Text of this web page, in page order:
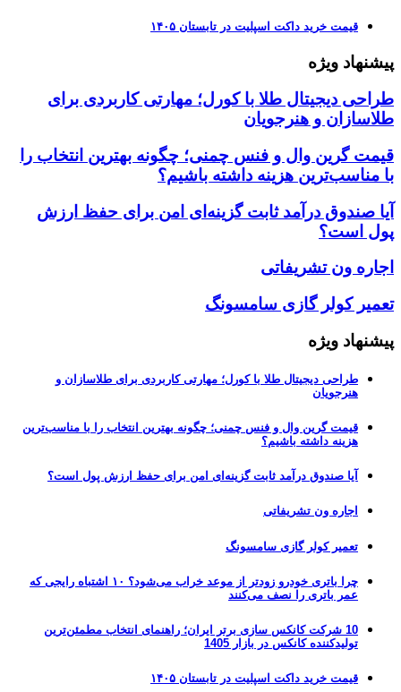
قیمت خرید داکت اسپلیت در تابستان ۱۴۰۵
پیشنهاد ویژه
طراحی دیجیتال طلا با کورل؛ مهارتی کاربردی برای
طلاسازان و هنرجویان
قیمت گرین وال و فنس چمنی؛ چگونه بهترین انتخاب را
با مناسب‌ترین هزینه داشته باشیم؟
آیا صندوق درآمد ثابت گزینه‌ای امن برای حفظ ارزش
پول است؟
اجاره ون تشریفاتی
تعمیر کولر گازی سامسونگ
پیشنهاد ویژه
طراحی دیجیتال طلا با کورل؛ مهارتی کاربردی برای طلاسازان و
هنرجویان
قیمت گرین وال و فنس چمنی؛ چگونه بهترین انتخاب را با مناسب‌ترین
هزینه داشته باشیم؟
آیا صندوق درآمد ثابت گزینه‌ای امن برای حفظ ارزش پول است؟
اجاره ون تشریفاتی
تعمیر کولر گازی سامسونگ
چرا باتری خودرو زودتر از موعد خراب می‌شود؟ ۱۰ اشتباه رایجی که
عمر باتری را نصف می‌کنند
10 شرکت کانکس سازی برتر ایران؛ راهنمای انتخاب مطمئن‌ترین
تولیدکننده کانکس در بازار 1405
قیمت خرید داکت اسپلیت در تابستان ۱۴۰۵